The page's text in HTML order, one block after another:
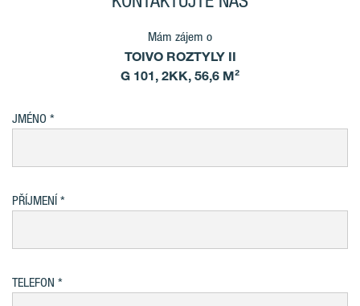
Mám zájem o
TOIVO ROZTYLY II
G 101, 2KK, 56,6 M²
JMÉNO
PŘÍJMENÍ
TELEFON